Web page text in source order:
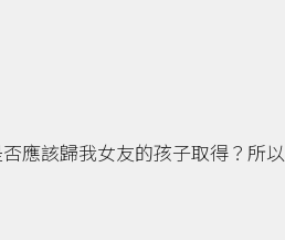
應該歸我女友的孩子取得？所以